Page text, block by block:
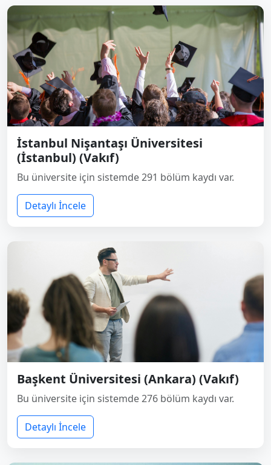
İstanbul Nişantaşı Üniversitesi
(İstanbul) (Vakıf)
Bu üniversite için sistemde 291 bölüm kaydı var.
Detaylı İncele
Başkent Üniversitesi (Ankara) (Vakıf)
Bu üniversite için sistemde 276 bölüm kaydı var.
Detaylı İncele